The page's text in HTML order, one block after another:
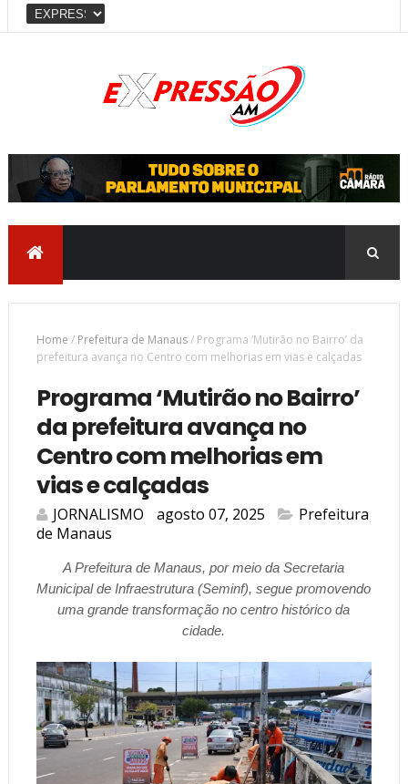
Home / Prefeitura de Manaus/ Programa ‘Mutirão no Bairro’ da
prefeitura avança no Centro com melhorias em vias e calçadas
Programa ‘Mutirão no Bairro’
da prefeitura avança no
Centro com melhorias em
vias e calçadas
JORNALISMO agosto 07, 2025
Prefeitura
de Manaus
A Prefeitura de Manaus, por meio da Secretaria
Municipal de Infraestrutura (Seminf), segue promovendo
uma grande transformação no centro histórico da
cidade.